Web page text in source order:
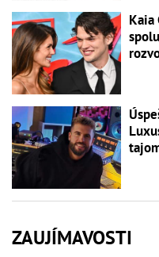
Kaia
ZAUJÍMAVOSTI